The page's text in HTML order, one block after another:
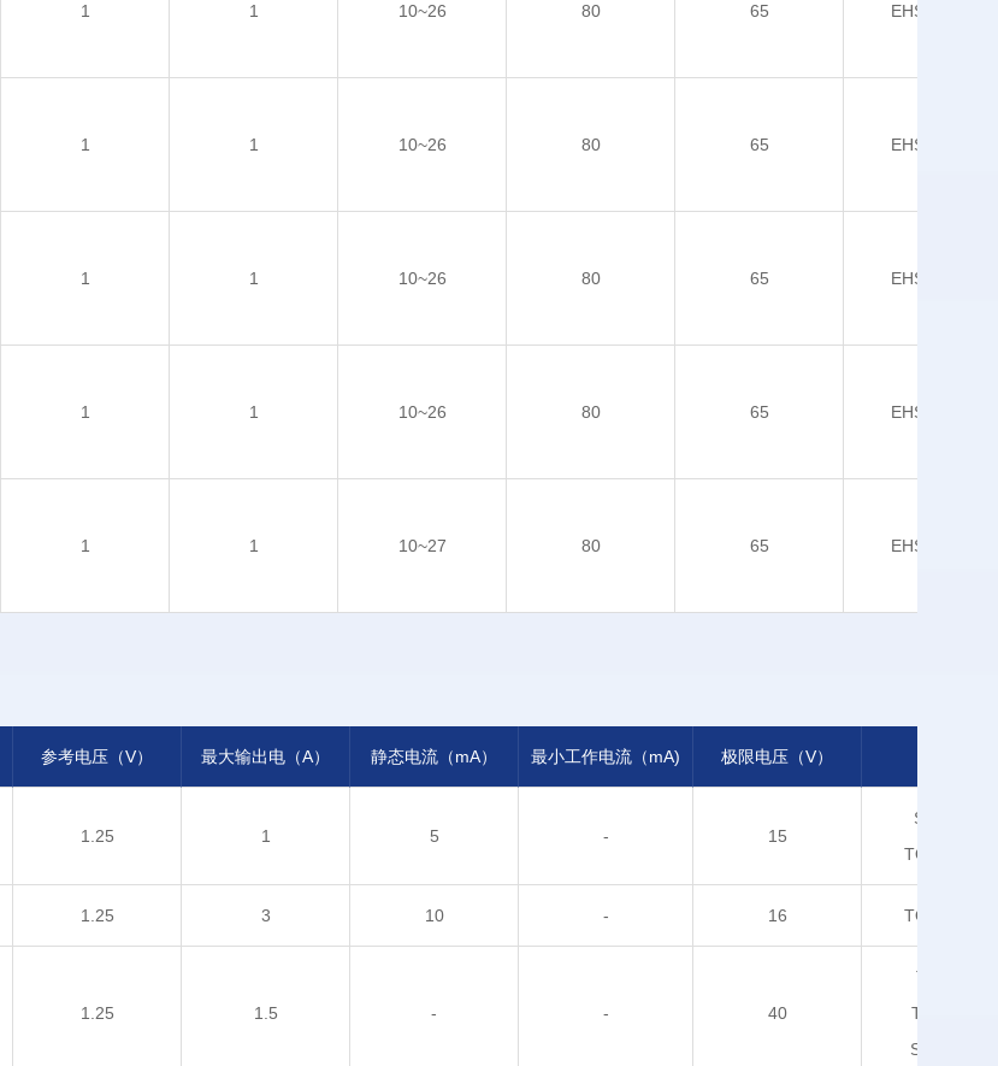
1 1 10~26 80 65 EHSOP-5
1 1 10~26 80 65 EHSOP-5
1 1 10~26 80 65 EHSOP-5
1 1 10~26 80 65 EHSOP-5
1 1 10~27 80 65 EHSOP-6
参考电压（V） 最大输出电（A） 静态电流（mA） 最小工作电流（mA) 极限电压（V）
1.25 1 5 - 15
S0T-223
TO-252-2L
1.25 3 10 - 16 TO-263-5L
1.25 1.5 - - 40
TO-220
TO-220F
S0T--223